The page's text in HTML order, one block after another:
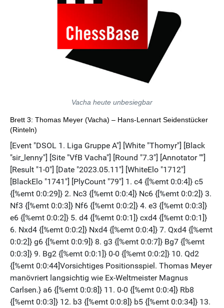
Vacha heute unbesiegbar
Brett 3: Thomas Meyer (Vacha) – Hans-Lennart Seidenstücker
(Rinteln)